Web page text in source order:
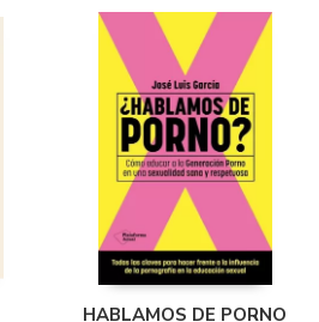
HABLAMOS DE PORNO